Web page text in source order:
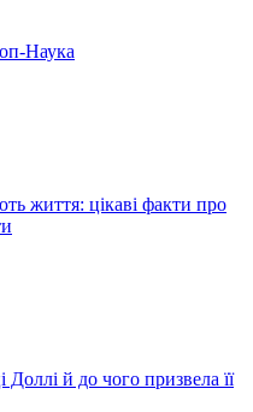
Наука
життя: цікаві факти про
й до чого призвела її